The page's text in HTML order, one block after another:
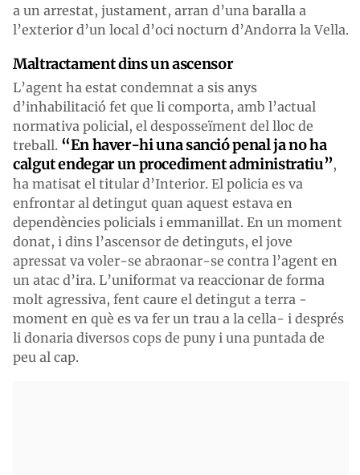
a un arrestat, justament, arran d’una baralla a
l’exterior d’un local d’oci nocturn d’Andorra la Vella.
Maltractament dins un ascensor
L’agent ha estat condemnat a sis anys
d’inhabilitació fet que li comporta, amb l’actual
normativa policial, el desposseïment del lloc de
treball. “En haver-hi una sanció penal ja no ha
calgut endegar un procediment administratiu”,
ha matisat el titular d’Interior. El policia es va
enfrontar al detingut quan aquest estava en
dependències policials i emmanillat. En un moment
donat, i dins l’ascensor de detinguts, el jove
apressat va voler-se abraonar-se contra l’agent en
un atac d’ira. L’uniformat va reaccionar de forma
molt agressiva, fent caure el detingut a terra -
moment en què es va fer un trau a la cella- i després
li donaria diversos cops de puny i una puntada de
peu al cap.